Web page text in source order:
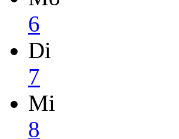
6
Di
7
Mi
8